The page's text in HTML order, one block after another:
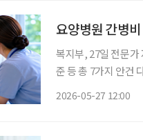
요양병원 간병
복지부, 27일 전문가
준 등 총 7가지 안건
2026-05-27 12:00